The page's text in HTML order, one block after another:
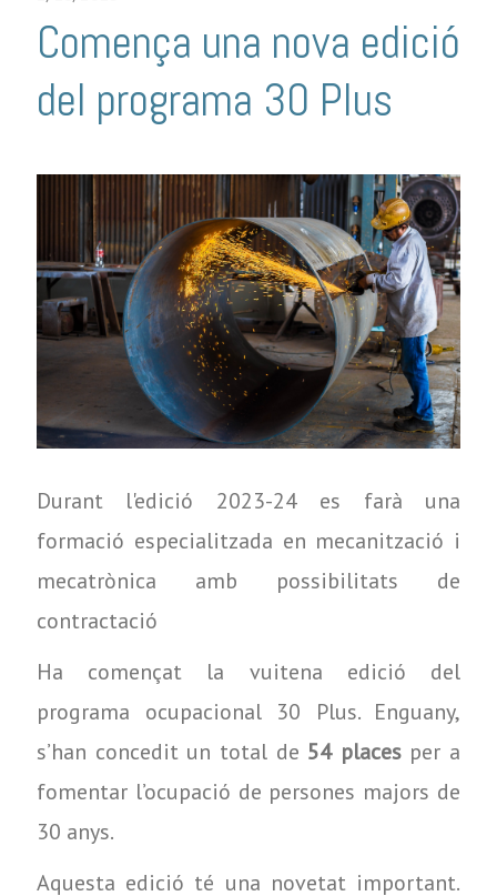
Comença una nova edició
del programa 30 Plus
Durant l'edició 2023-24 es farà una
formació especialitzada en mecanització i
mecatrònica amb possibilitats de
contractació
Ha començat la vuitena edició del
programa ocupacional 30 Plus. Enguany,
s’han concedit un total de 54 placesper a
fomentar l’ocupació de persones majors de
30 anys.
Aquesta edició té una novetat important.